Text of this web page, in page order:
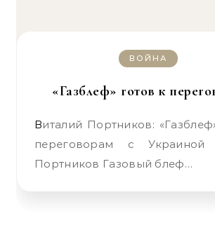
ВОЙНА
«Газблеф» готов к
Виталий Портников: «Газблеф» готов к
переговорам с Украиной
Портников Газовый блеф…